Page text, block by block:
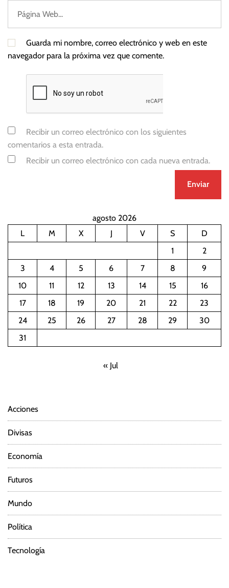
Guarda mi nombre, correo electrónico y web en este
navegador para la próxima vez que comente.
Recibir un correo electrónico con los siguientes
comentarios a esta entrada.
Recibir un correo electrónico con cada nueva entrada.
agosto 2026
L
M X J V S
D
1
2
3
4 5 6 7 8
9
10
11 12 13 14 15
16
17
18 19 20 21 22
23
24
25 26 27 28 29
30
31
« Jul
Acciones
Divisas
Economía
Futuros
Mundo
Política
Tecnología